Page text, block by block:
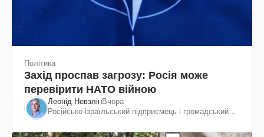
Політика
Захід проспав загрозу: Росія може
перевірити НАТО війною
Леонід НевзлінВчора
Російсько-ізраїльський підприємець і громадський